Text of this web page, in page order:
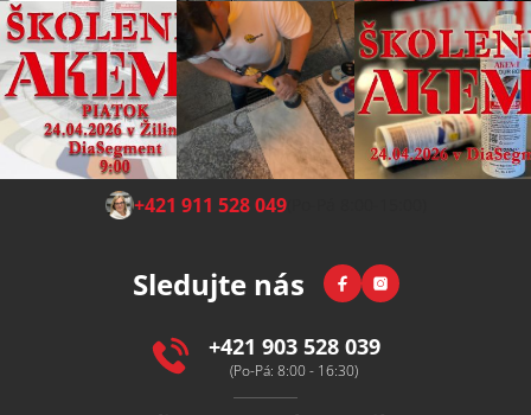
Z +421 911 528 049(Po-Pá 8:00-15:00)
Sledujte nás FacebookInstagram
+421 903 528 039
(Po-Pá: 8:00 - 16:30)